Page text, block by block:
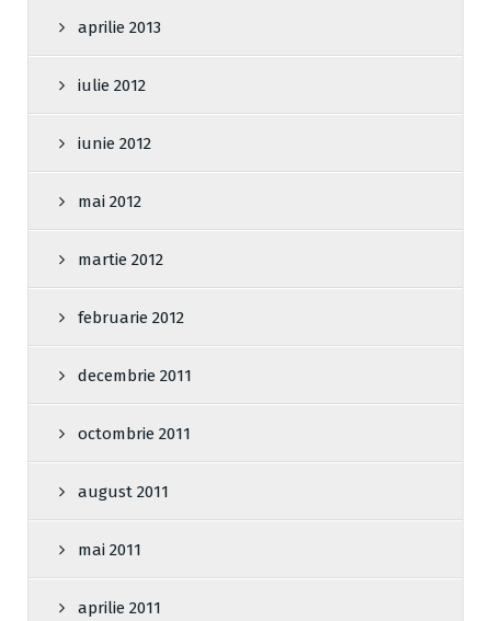
aprilie 2013
iulie 2012
iunie 2012
mai 2012
martie 2012
februarie 2012
decembrie 2011
octombrie 2011
august 2011
mai 2011
aprilie 2011